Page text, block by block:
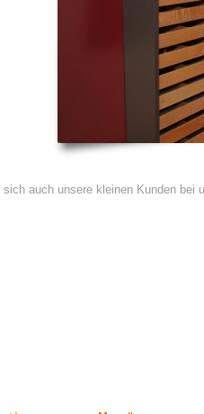
sich auch unsere kleinen Kunden bei